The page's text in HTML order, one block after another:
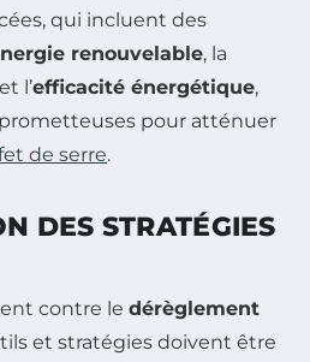
qui incluent des
renouvelable, la
et l’efficacité énergétique,
pour atténuer
de serre.
DES STRATÉGIES
contre le dérèglement
et stratégies doivent être